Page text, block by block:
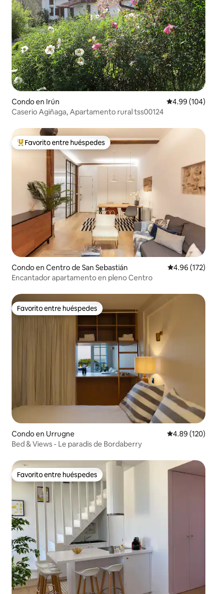
Condo en Irún Calificación
4.99 (104)
Caserio Agiñaga, Apartamento rural tss00124
Favorito entre huéspedes preferido
Favorito entre huéspedes
Condo en Centro de San Sebastián Calificación
4.96 (172)
Encantador apartamento en pleno Centro
Favorito entre huéspedes
Favorito entre huéspedes
Condo en Urrugne Calificación
4.89 (120)
Bed & Views - Le paradis de Bordaberry
Favorito entre huéspedes
Favorito entre huéspedes